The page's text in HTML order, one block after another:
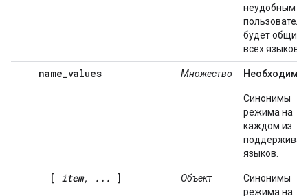
неудобным
будет общим
всех языков.
name_values Множество
Синонимы
режима на
каждом из
языков.
[ item, ... ] Объект
Синонимы
режима на